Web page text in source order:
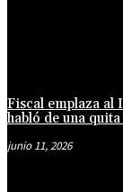
Fiscal emplaza al
habló de una
junio 11, 2026